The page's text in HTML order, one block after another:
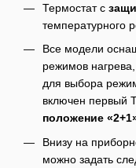
Термостат с
температурного
Все модели
режимов
для выбора
включен первый
положение
Внизу на
можно задать